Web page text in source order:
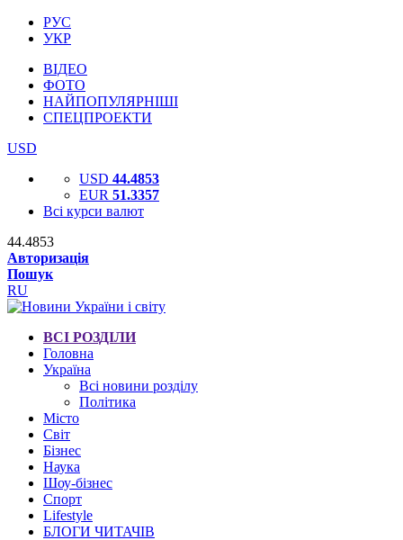
РУС
УКР
ВІДЕО
ФОТО
НАЙПОПУЛЯРНІШІ
СПЕЦПРОЕКТИ
USD
USD 44.4853
EUR 51.3357
Всі курси валют
44.4853
Авторизація
Пошук
RU
ВСІ РОЗДІЛИ
Головна
Україна
Всі новини розділу
Політика
Місто
Світ
Бізнес
Наука
Шоу-бізнес
Спорт
Lifestyle
БЛОГИ ЧИТАЧІВ